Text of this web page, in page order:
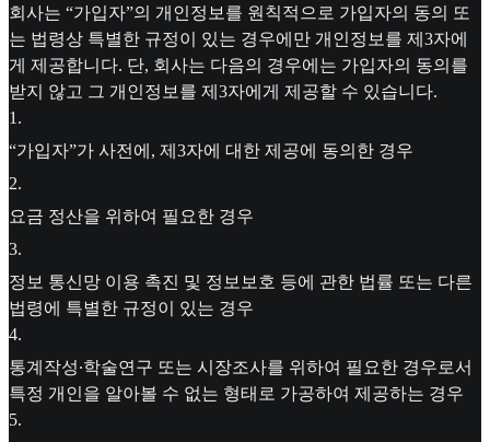
회사는 “가입자”의 개인정보를 원칙적으로 가입자의 동의 또
는 법령상 특별한 규정이 있는 경우에만 개인정보를 제3자에
게 제공합니다. 단, 회사는 다음의 경우에는 가입자의 동의를
받지 않고 그 개인정보를 제3자에게 제공할 수 있습니다.
1 .
“가입자”가 사전에, 제3자에 대한 제공에 동의한 경우
2.
요금 정산을 위하여 필요한 경우
3.
정보 통신망 이용 촉진 및 정보보호 등에 관한 법률 또는 다른
법령에 특별한 규정이 있는 경우
4.
통계작성∙학술연구 또는 시장조사를 위하여 필요한 경우로서
특정 개인을 알아볼 수 없는 형태로 가공하여 제공하는 경우
5.